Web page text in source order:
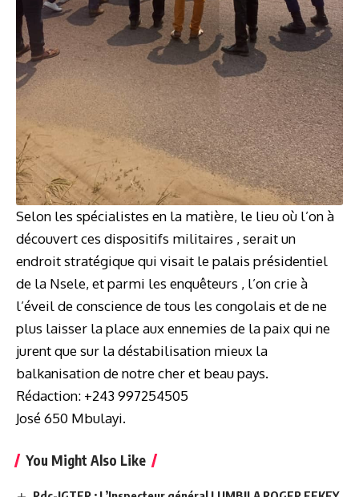
Selon les spécialistes en la matière, le lieu où l’on à
découvert ces dispositifs militaires , serait un
endroit stratégique qui visait le palais présidentiel
de la Nsele, et parmi les enquêteurs , l’on crie à
l’éveil de conscience de tous les congolais et de ne
plus laisser la place aux ennemies de la paix qui ne
jurent que sur la déstabilisation mieux la
balkanisation de notre cher et beau pays.
Rédaction: +243 997254505
José 650 Mbulayi.
You Might Also Like